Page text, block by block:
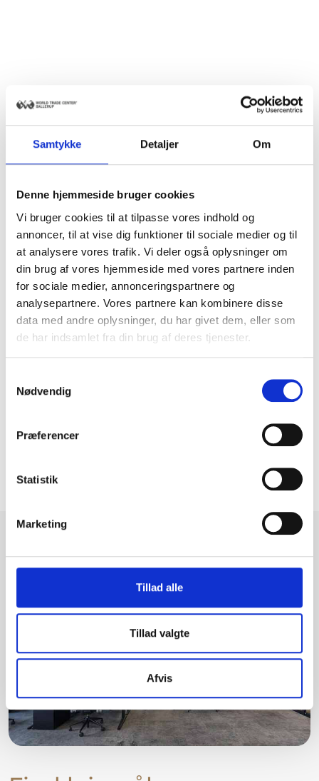
Samtykke Detaljer Om
Denne hjemmeside bruger cookies
Vi bruger cookies til at tilpasse vores indhold og
annoncer, til at vise dig funktioner til sociale medier og til
at analysere vores trafik. Vi deler også oplysninger om
din brug af vores hjemmeside med vores partnere inden
for sociale medier, annonceringspartnere og
analysepartnere. Vores partnere kan kombinere disse
data med andre oplysninger, du har givet dem, eller som
de har indsamlet fra din brug af deres tjenester.
Nødvendig
Præferencer
Statistik
Marketing
Tillad alle
Tillad valgte
Afvis